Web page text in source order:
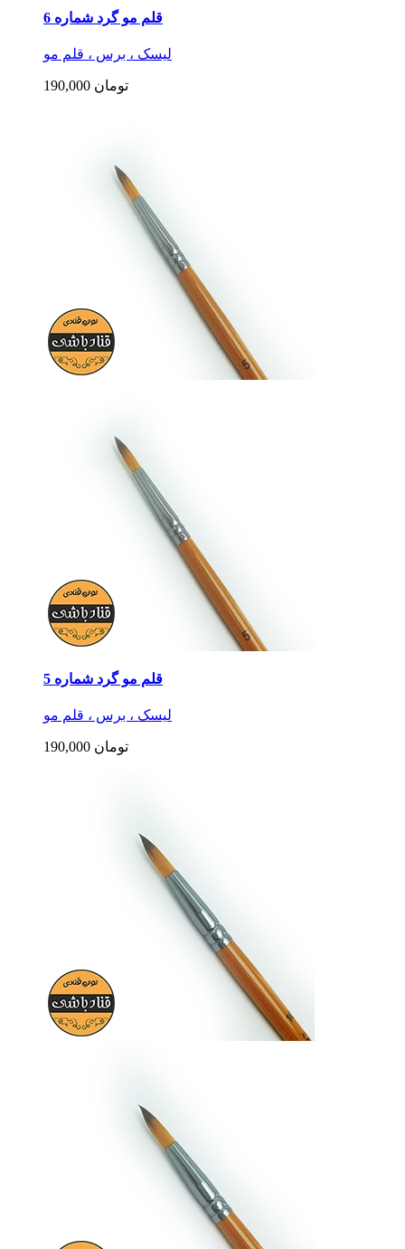
قلم مو گرد شماره 6
لیسک ، برس ، قلم مو
190,000 تومان
قلم مو گرد شماره 5
لیسک ، برس ، قلم مو
190,000 تومان